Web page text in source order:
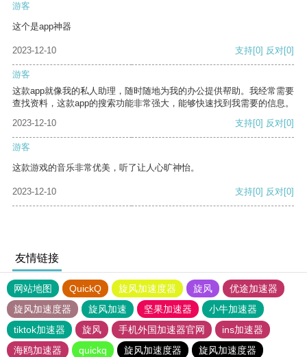
游客
这个是app神器
2023-12-10 支持[0] 反对[0]
游客
这款app就像我的私人助理，随时随地为我的办公提供帮助。我经常需要
查找资料，这款app的搜索功能非常强大，能够快速找到我需要的信息。
2023-12-10
支持[0] 反对[0]
游客
这款游戏的音乐非常优美，听了让人心旷神怡。
2023-12-10 支持[0] 反对[0]
友情链接
网站地图 QuickQ 旋风加速度器 旋风
优途加速器
旋风加速度器
旋风加速 坚果加速器
小牛加速器
tiktok加速器
旋风 手机外国加速器官网
ins加速器
海鸥加速器
quickq 旋风加速度器 旋风加速度器